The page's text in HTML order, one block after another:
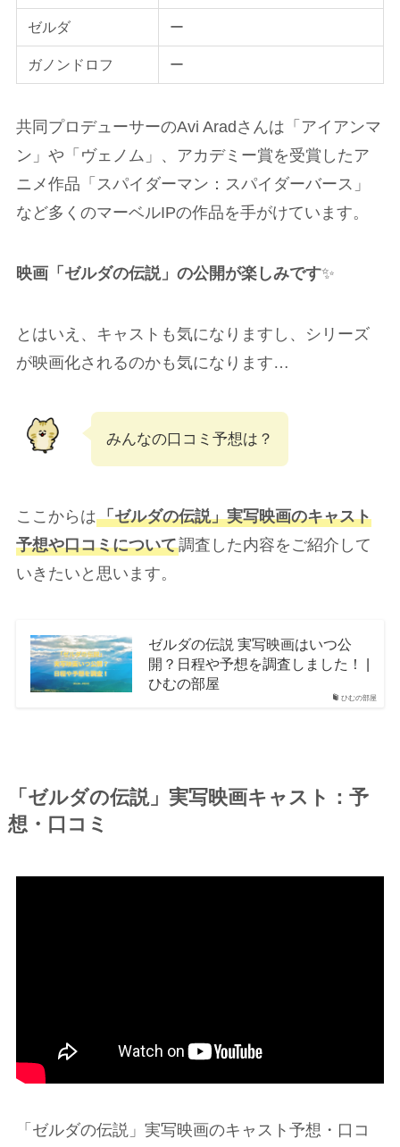
ゼルダ ー
ガノンドロフ ー
共同プロデューサーのAvi Aradさんは「アイアンマ
ン」や「ヴェノム」、アカデミー賞を受賞したア
ニメ作品「スパイダーマン：スパイダーバース」
など多くのマーベルIPの作品を手がけています。
映画「ゼルダの伝説」の公開が楽しみです✨
とはいえ、キャストも気になりますし、シリーズ
が映画化されるのかも気になります…
みんなの口コミ予想は？
ここからは「ゼルダの伝説」実写映画のキャスト
予想や口コミについて調査した内容をご紹介して
いきたいと思います。
ひむの部屋
ゼルダの伝説 実写映画はいつ公
開？日程や予想を調査しました！ |
ひむの部屋
「ゼルダの伝説」実写映画キャスト：予
想・口コミ
「ゼルダの伝説」実写映画のキャスト予想・口コ